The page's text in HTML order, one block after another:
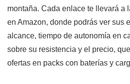
montaña. Cada enlace te llevará a
en Amazon, donde podrás ver sus
alcance, tiempo de autonomía en
sobre su resistencia y el precio,
ofertas en packs con baterías y